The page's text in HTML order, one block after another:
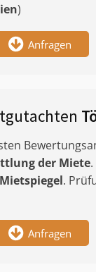
)
Anfragen
der Miete
Mietspiegel.
Anfragen